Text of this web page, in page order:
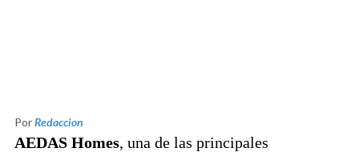
PorRedaccion
AEDAS Homes, una de las principales